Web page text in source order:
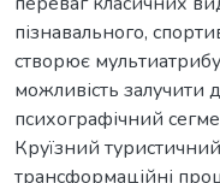
пізнавального,
створює
можливість
психографічний
Круїзний
трансформаційні